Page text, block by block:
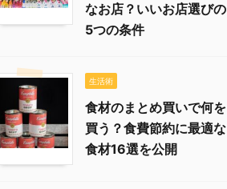
なお店？いいお店選びの
5つの条件
生活術
食材のまとめ買いで何を
買う？食費節約に最適な
食材16選を公開